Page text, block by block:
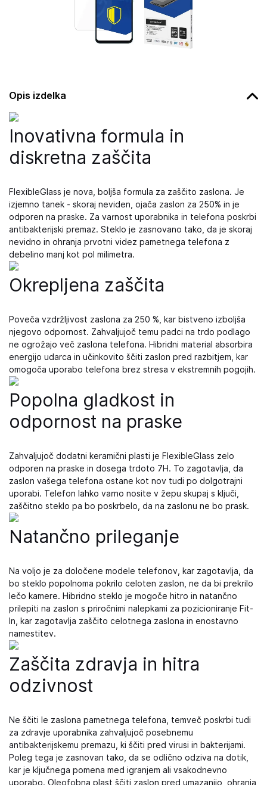
Opis izdelka
Inovativna formula in
diskretna zaščita
FlexibleGlass je nova, boljša formula za zaščito zaslona. Je
izjemno tanek - skoraj neviden, ojača zaslon za 250% in je
odporen na praske. Za varnost uporabnika in telefona poskrbi
antibakterijski premaz. Steklo je zasnovano tako, da je skoraj
nevidno in ohranja prvotni videz pametnega telefona z
debelino manj kot pol milimetra.
Okrepljena zaščita
Poveča vzdržljivost zaslona za 250 %, kar bistveno izboljša
njegovo odpornost. Zahvaljujoč temu padci na trdo podlago
ne ogrožajo več zaslona telefona. Hibridni material absorbira
energijo udarca in učinkovito ščiti zaslon pred razbitjem, kar
omogoča uporabo telefona brez stresa v ekstremnih pogojih.
Popolna gladkost in
odpornost na praske
Zahvaljujoč dodatni keramični plasti je FlexibleGlass zelo
odporen na praske in dosega trdoto 7H. To zagotavlja, da
zaslon vašega telefona ostane kot nov tudi po dolgotrajni
uporabi. Telefon lahko varno nosite v žepu skupaj s ključi,
zaščitno steklo pa bo poskrbelo, da na zaslonu ne bo prask.
Natančno prileganje
Na voljo je za določene modele telefonov, kar zagotavlja, da
bo steklo popolnoma pokrilo celoten zaslon, ne da bi prekrilo
lečo kamere. Hibridno steklo je mogoče hitro in natančno
prilepiti na zaslon s priročnimi nalepkami za pozicioniranje Fit-
In, kar zagotavlja zaščito celotnega zaslona in enostavno
namestitev.
Zaščita zdravja in hitra
odzivnost
Ne ščiti le zaslona pametnega telefona, temveč poskrbi tudi
za zdravje uporabnika zahvaljujoč posebnemu
antibakterijskemu premazu, ki ščiti pred virusi in bakterijami.
Poleg tega je zasnovan tako, da se odlično odziva na dotik,
kar je ključnega pomena med igranjem ali vsakodnevno
uporabo. Oleofobna plast ščiti zaslon pred umazanijo, ohranja